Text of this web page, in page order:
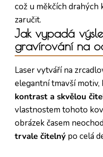
což u měkčích
zaručit.
Jak vypadá
gravírování na
Laser vytváří na
elegantní tmavší
kontrast a skvělou
vlastnostem tohoto
obrázek časem
trvale čitelný po celá